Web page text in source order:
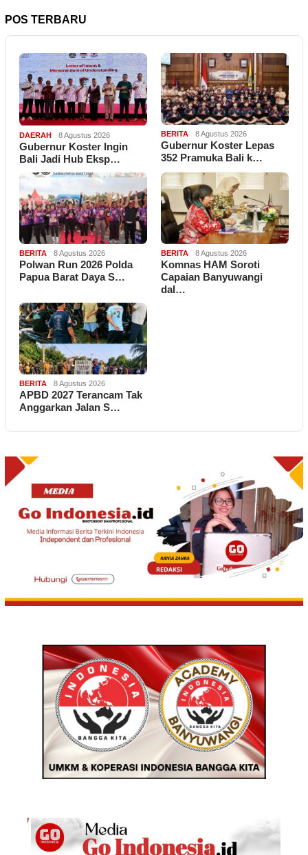
POS TERBARU
DAERAH 8 Agustus 2026
Gubernur Koster Ingin
Bali Jadi Hub Eksp…
BERITA 8 Agustus 2026
Gubernur Koster Lepas
352 Pramuka Bali k…
BERITA 8 Agustus 2026
Polwan Run 2026 Polda
Papua Barat Daya S…
BERITA 8 Agustus 2026
Komnas HAM Soroti
Capaian Banyuwangi
dal…
BERITA 8 Agustus 2026
APBD 2027 Terancam Tak
Anggarkan Jalan S…